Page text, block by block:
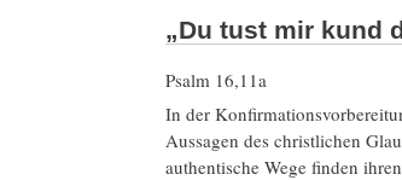
„Du tust mir kund
Psalm 16,11a
In der
Aussagen des christlichen
authentische Wege finden